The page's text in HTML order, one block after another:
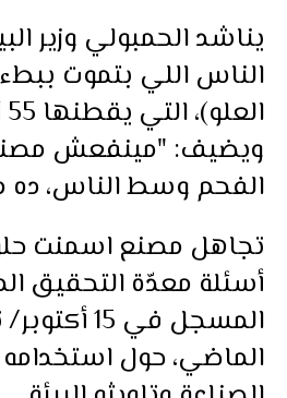
يناشد الحمبولي وزير
الناس اللي بتموت
ويضيف: "مينفعش
الفحم وسط الناس، ده
تجاهل مصنع اسمنت
أسئلة معدّة التحقيق
المسجل في
الماضي، حول